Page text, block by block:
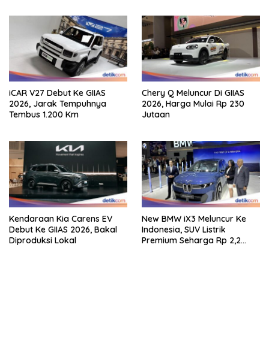
iCAR V27 Debut Ke GIIAS
2026, Jarak Tempuhnya
Tembus 1.200 Km
Chery Q Meluncur Di GIIAS
2026, Harga Mulai Rp 230
Jutaan
Kendaraan Kia Carens EV
Debut Ke GIIAS 2026, Bakal
Diproduksi Lokal
New BMW iX3 Meluncur Ke
Indonesia, SUV Listrik
Premium Seharga Rp 2,2